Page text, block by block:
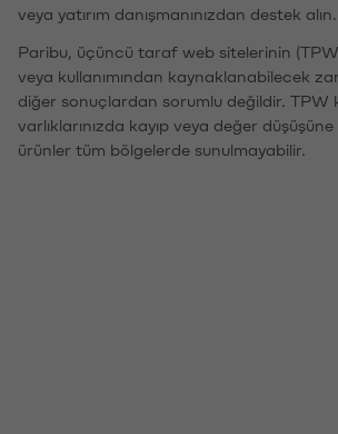
veya yatırım danışmanınızdan destek alın.
Paribu, üçüncü taraf web sitelerinin
veya kullanımından kaynaklanabilecek
diğer sonuçlardan sorumlu değildir. TPW
varlıklarınızda kayıp veya değer
ürünler tüm bölgelerde sunulmayabilir.